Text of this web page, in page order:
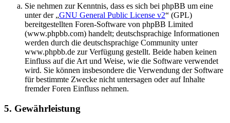
Sie nehmen zur Kenntnis, dass es sich bei phpBB um eine
unter der „GNU General Public License v2“ (GPL)
bereitgestellten Foren-Software von phpBB Limited
(www.phpbb.com) handelt; deutschsprachige Informationen
werden durch die deutschsprachige Community unter
www.phpbb.de zur Verfügung gestellt. Beide haben keinen
Einfluss auf die Art und Weise, wie die Software verwendet
wird. Sie können insbesondere die Verwendung der Software
für bestimmte Zwecke nicht untersagen oder auf Inhalte
fremder Foren Einfluss nehmen.
5. Gewährleistung